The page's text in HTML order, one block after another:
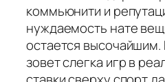
коммьюнити и
нуждаемость нате
остается
зовет слегка игр в